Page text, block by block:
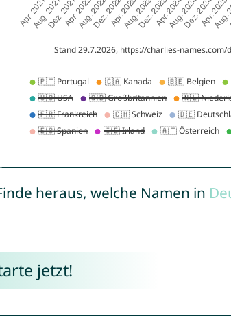
heraus, welche Namen in
jetzt!